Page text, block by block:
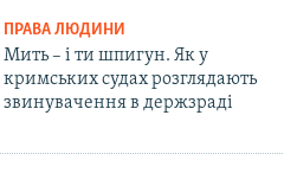
ПРАВА ЛЮДИНИ
Мить – і ти шпигун. Як у
кримських судах розглядають
звинувачення в держзраді